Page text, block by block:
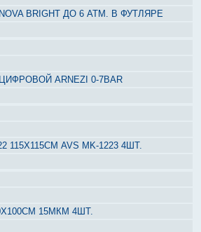
BRIGHT ДО 6 АТМ. В ФУТЛЯРЕ
ARNEZI 0-7BAR
AVS MK-1223 4ШТ.
15МКМ 4ШТ.